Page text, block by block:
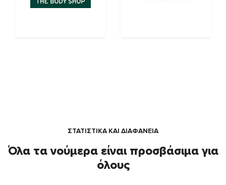
ΣΤΑΤΙΣΤΙΚΑ ΚΑΙ ΔΙΑΦΑΝΕΙΑ
Όλα τα νούμερα είναι προσβάσιμα για
όλους